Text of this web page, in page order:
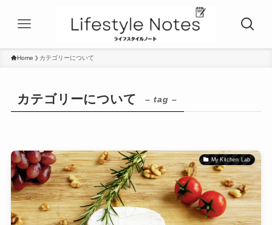
Home カテゴリーについて
カテゴリーについて – tag –
My Kitchen Lab